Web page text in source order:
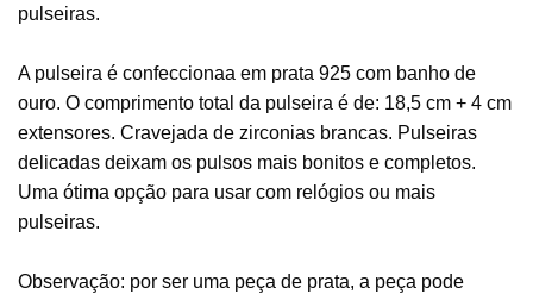
pulseiras.
A pulseira é confeccionaa em prata 925 com banho de
ouro. O comprimento total da pulseira é de: 18,5 cm + 4 cm
extensores. Cravejada de zirconias brancas. Pulseiras
delicadas deixam os pulsos mais bonitos e completos.
Uma ótima opção para usar com relógios ou mais
pulseiras.
Observação: por ser uma peça de prata, a peça pode